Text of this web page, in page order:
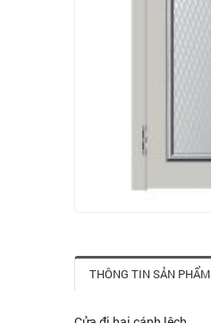
THÔNG TIN SẢN PHẨM